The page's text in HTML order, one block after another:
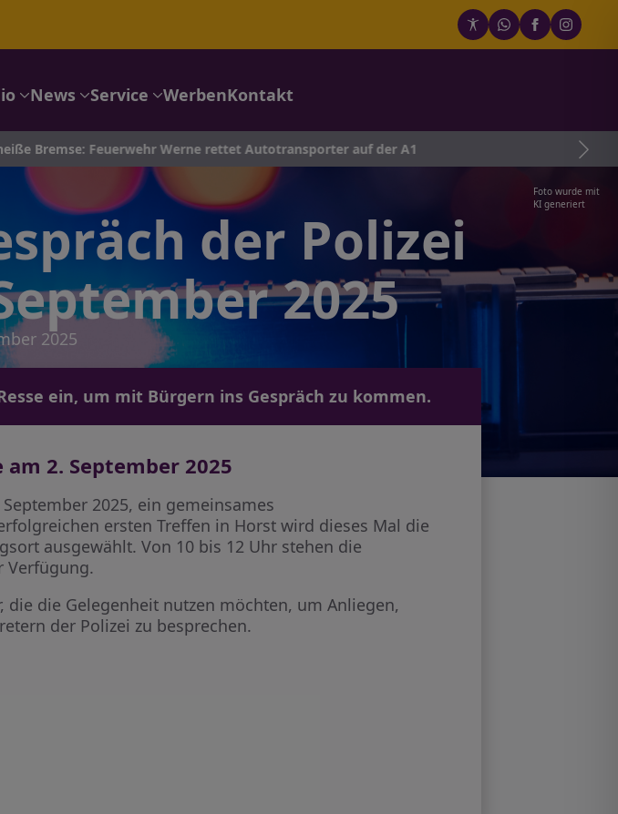
News Service WerbenKontakt
Werne rettet Autotransporter auf der A1
Foto wurde mit
KI generiert
der Polizei
2025
2025
ein, um mit Bürgern ins Gespräch zu kommen.
2. September 2025
2025, ein gemeinsames
ersten Treffen in Horst wird dieses Mal die
ausgewählt. Von 10 bis 12 Uhr stehen die
Verfügung.
die Gelegenheit nutzen möchten, um Anliegen,
der Polizei zu besprechen.